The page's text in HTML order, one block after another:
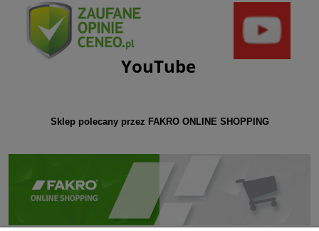
YouTube
Sklep polecany przez FAKRO ONLINE SHOPPING